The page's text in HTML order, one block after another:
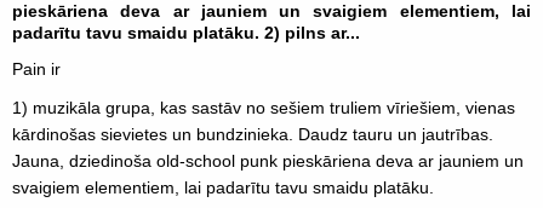
pieskāriena deva ar jauniem un svaigiem elementiem, lai
padarītu tavu smaidu platāku. 2) pilns ar...
Pain ir
1) muzikāla grupa, kas sastāv no sešiem truliem vīriešiem, vienas
kārdinošas sievietes un bundzinieka. Daudz tauru un jautrības.
Jauna, dziedinoša old-school punk pieskāriena deva ar jauniem un
svaigiem elementiem, lai padarītu tavu smaidu platāku.